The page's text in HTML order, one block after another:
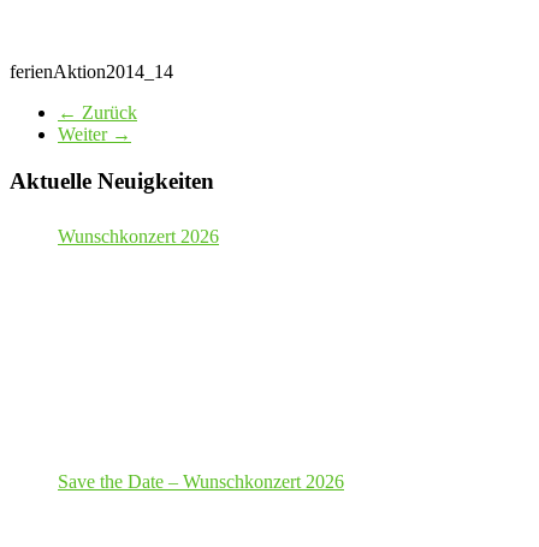
ferienAktion2014_14
← Zurück
Weiter →
Aktuelle Neuigkeiten
Wunschkonzert 2026
Save the Date – Wunschkonzert 2026